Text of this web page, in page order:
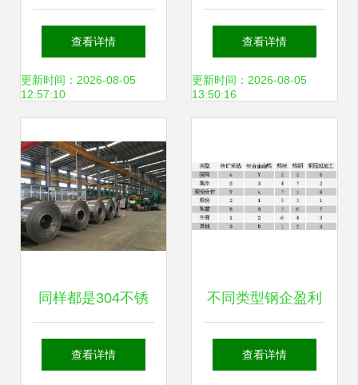
与钢压延加工产业
的发展与优势
查看详情
更新时间：2026-08-05
12:57:10
有限公司 专业打造
地面光伏支架，深
查看详情
更新时间：2026-08-05
13:50:16
同样都是304不锈
钢管，为何价格却
查看详情
不同类型钢企盈利
能力之比较 聚焦钢
查看详情